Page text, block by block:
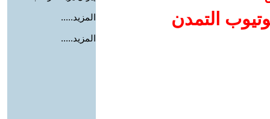
التمدن
المزيد.....
المزيد.....